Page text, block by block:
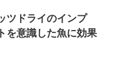
ツドライのインプ
を意識した魚に効果